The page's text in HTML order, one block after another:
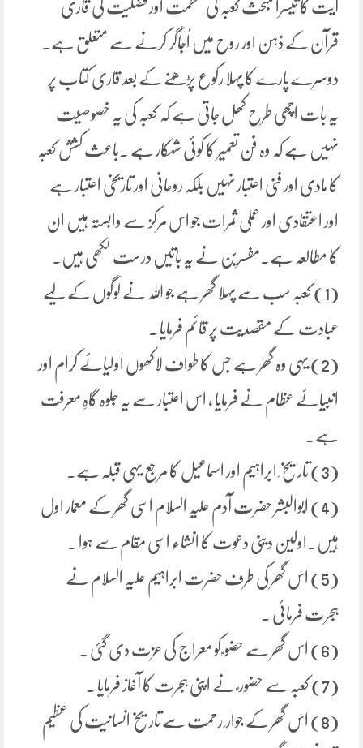
آیت کا تیسرا مبحث کعبہ کی عظمت اور فضلیت کی قاری
قرآن کے ذہن اور روح میں اُجاگر کرنے سے متعلق ہے۔
دوسرے پارے کا پہلا رکوع پڑھنے کے بعد قاری کتاب پر
یہ بات اچھی طرح کھل جاتی ہے کہ کعبہ کی یہ خصوصیت
نہیں ہے کہ وہ فن تعمیر کا کوئی شہکار ہے ۔باعث کشش کعبہ
کا مادی اور فنی اعتبار نہیں بلکہ روحانی اور تاریخی اعتبار ہے
اور اعتقادی اور عملی ثمرات جو اس مرکز سے وابستہ ہیں ان
کا مطالعہ ہے۔مفسرین نے یہ باتیں درست لکھی ہیں۔
(1) کعبہ سب سے پہلا گھر ہے جو اللہ نے لوگوں کے لیے
عبادت کے مقصدیت پر قائم فرمایا ۔
(2) یہی وہ گھر ہے جس کا طواف لاکھوں اولیائے کرام اور
انبیائے عظام نے فرمایا ، اس اعتبار سے یہ جلوہ گاہِ معرفت
ہے۔
(3) تاریخ ِ ابراہیم اور اسماعیل کا مرجع یہی قبلہ ہے۔
(4) ابوالبشر حضرت آدم علیہ السلام اسی گھر کے معمار اول
ہیں۔اولین دینی دعوت کا انشاء اسی مقام سے ہوا ۔
(5) اس گھر کی طرف حضرت ابراہیم علیہ السلام نے
ہجرت فرمائی ۔
(6) اس گھر سے حضو ؐ کو معراج کی عزت دی گئی ۔
(7) کعبہ سے حضور ؐ نے اپنی ہجرت کا آغاز فرمایا ۔
(8) اس گھر کے جوار ِ رحمت سے تاریخ انسانیت کی عظیم